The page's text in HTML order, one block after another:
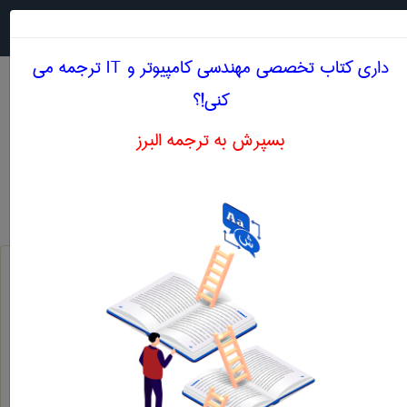
مهندسی كامپيوتر و IT
داری کتاب تخصصی مهندسی كامپيوتر و IT ترجمه می
کنی!؟
بسپرش به ترجمه البرز